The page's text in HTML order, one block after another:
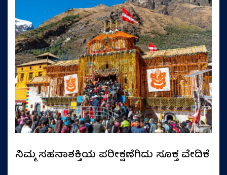
ನಿಮ್ಮ ಸಹನಾಶಕ್ತಿಯ ಪರೀಕ್ಷಣೆಗಿದು ಸೂಕ್ತ ವೇದಿಕೆ